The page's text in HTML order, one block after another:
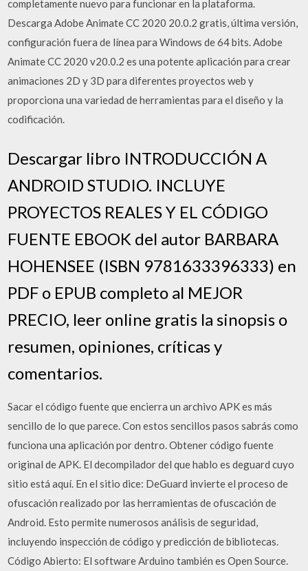
completamente nuevo para funcionar en la plataforma.
Descarga Adobe Animate CC 2020 20.0.2 gratis, última versión,
configuración fuera de línea para Windows de 64 bits. Adobe
Animate CC 2020 v20.0.2 es una potente aplicación para crear
animaciones 2D y 3D para diferentes proyectos web y
proporciona una variedad de herramientas para el diseño y la
codificación.
Descargar libro INTRODUCCIÓN A
ANDROID STUDIO. INCLUYE
PROYECTOS REALES Y EL CÓDIGO
FUENTE EBOOK del autor BARBARA
HOHENSEE (ISBN 9781633396333) en
PDF o EPUB completo al MEJOR
PRECIO, leer online gratis la sinopsis o
resumen, opiniones, críticas y
comentarios.
Sacar el código fuente que encierra un archivo APK es más
sencillo de lo que parece. Con estos sencillos pasos sabrás como
funciona una aplicación por dentro. Obtener código fuente
original de APK. El decompilador del que hablo es deguard cuyo
sitio está aquí. En el sitio dice: DeGuard invierte el proceso de
ofuscación realizado por las herramientas de ofuscación de
Android. Esto permite numerosos análisis de seguridad,
incluyendo inspección de código y predicción de bibliotecas.
Código Abierto: El software Arduino también es Open Source.